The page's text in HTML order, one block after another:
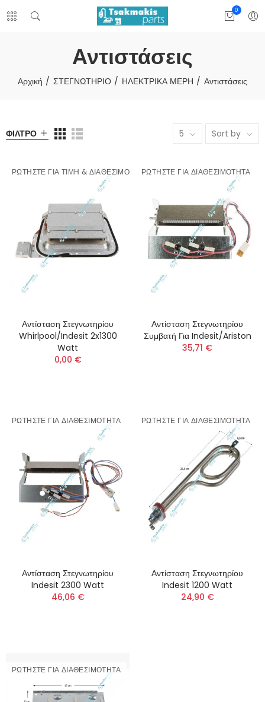
0
Αντιστάσεις
Αρχική ΣΤΕΓΝΩΤΗΡΙΟ ΗΛΕΚΤΡΙΚΑ ΜΕΡΗ Αντιστάσεις
ΦΊΛΤΡΟ 5 Sort by
ΡΩΤΉΣΤΕ ΓΙΑ ΤΙΜΉ & ΔΙΑΘΕΣΙΜΌΤΗΤΑ
Αντίσταση Στεγνωτηρίου
Whirlpool/Indesit 2x1300
Watt
0,00 €
ΡΩΤΉΣΤΕ ΓΙΑ ΔΙΑΘΕΣΙΜΌΤΗΤΑ
Αντίσταση Στεγνωτηρίου
Συμβατή Για Indesit/Ariston
35,71 €
ΡΩΤΉΣΤΕ ΓΙΑ ΔΙΑΘΕΣΙΜΌΤΗΤΑ
Αντίσταση Στεγνωτηρίου
Indesit 2300 Watt
46,06 €
ΡΩΤΉΣΤΕ ΓΙΑ ΔΙΑΘΕΣΙΜΌΤΗΤΑ
Αντίσταση Στεγνωτηρίου
Indesit 1200 Watt
24,90 €
ΡΩΤΉΣΤΕ ΓΙΑ ΔΙΑΘΕΣΙΜΌΤΗΤΑ